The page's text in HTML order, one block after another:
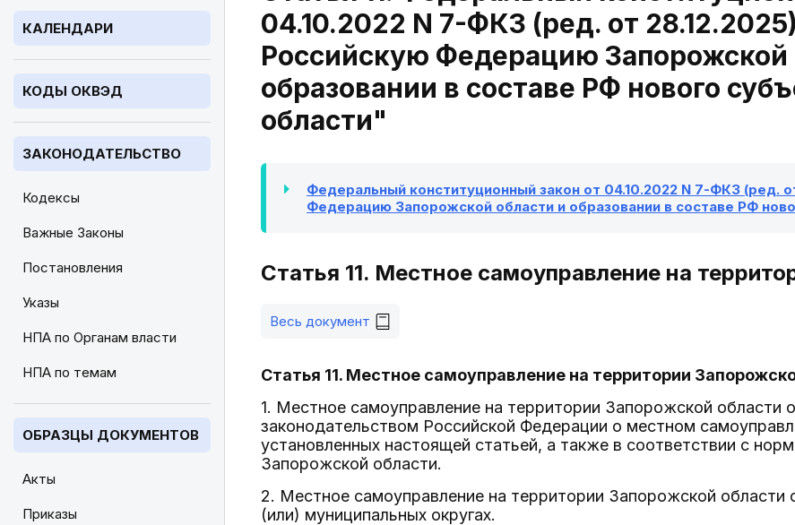
КАЛЕНДАРИ
КОДЫ ОКВЭД
ЗАКОНОДАТЕЛЬСТВО
Кодексы
Важные Законы
Постановления
Указы
НПА по Органам власти
НПА по темам
ОБРАЗЦЫ ДОКУМЕНТОВ
Акты
Приказы
04.10.2022 N 7-ФКЗ (ред. от
Российскую Федерацию Запорожской
образовании в составе РФ нового
области"
Федеральный конституционный закон от 04.10.2022 N 7-ФКЗ (ред.
Федерацию Запорожской области и образовании в составе РФ
Статья 11. Местное самоуправление на
Весь документ
Статья 11. Местное самоуправление на территории
1. Местное самоуправление на территории Запорожской области
законодательством Российской Федерации о местном
установленных настоящей статьей, а также в соответствии с
Запорожской области.
2. Местное самоуправление на территории Запорожской области
(или) муниципальных округах.